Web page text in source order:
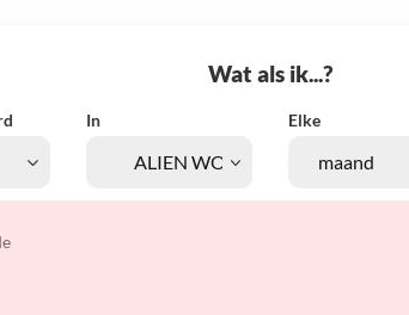
Wat als ik...?
In Elke